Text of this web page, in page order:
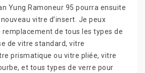
Yung Ramoneur 95 pourra ensuite
vitre d’insert. Je peux
de tous les types de
de vitre standard, vitre
prismatique ou vitre pliée, vitre
et tous types de verre pour